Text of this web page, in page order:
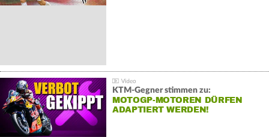
KTM-Gegner stimmen zu:
MOTOGP-MOTOREN DÜRFEN
ADAPTIERT WERDEN!